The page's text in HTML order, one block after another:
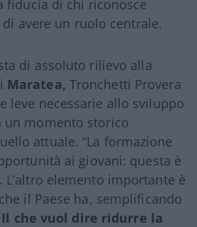
fiducia di chi riconosce
di avere un ruolo centrale.
di assoluto rilievo alla
Maratea, Tronchetti Provera
leve necessarie allo sviluppo
un momento storico
attuale. “La formazione
ai giovani: questa è
elemento importante è
il Paese ha, semplificando
Il che vuol dire ridurre la